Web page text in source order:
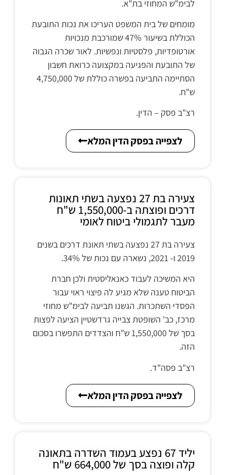
לבימ"ש המחוזי בת"א.
מומחים של בית המשפט העריכו את נכות התובעת
הכוללת בשיעור 47% שמורכבת מנכויות
אורטופדיות, פלסטיות ונפשיות. לאור שכרה הגבוה
של התובעת והפגיעה במקצועה כרואת חשבון
הסתיימה התביעה בפשרה כוללת של 4,750,000
ש"ח.
רצ"ב פסק – הדין.
לצפייה בפסק הדין המלא
צעירה בת 27 נפצעה בשתי תאונות
דרכים ופוצתה ב-1,550,000 ש"ח
מעבר לתגמולי ביטוח לאומי
צעירה בת 27 נפצעה בשתי תאונת דרכים בשנים
2019 ו- 2021, נשארה עם נכות של 34%.
היא המשיכה לעבוד כאנאליסטית ולכן חברת
הביטוח טענה שלא מגיע לה פיצוי ראוי עבור
הפסדי השתכרות. הגשנו תביעה לבימ"ש מחוזי
מרכז, כב' השופטת צבייה גרדשטיין הציעה לפצות
בסך של 1,550,000 ש"ח והצדדים התפשרו בסכום
הזה.
רצ"ב פסה"ד.
לצפייה בפסק הדין המלא
יליד 67 נפצע בעמוד השדרה בתאונה
קלה ופוצה בסך של 664,000 ש"ח